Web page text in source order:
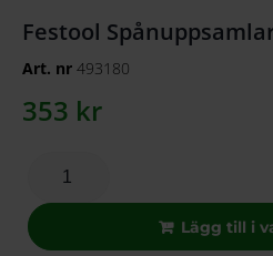
Festool
Art. nr 493180
353 kr
Lägg till i